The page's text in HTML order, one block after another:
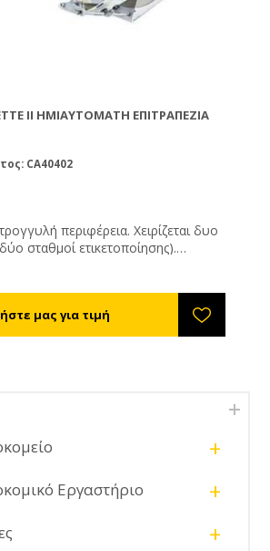
II ΗΜΙΑΥΤΌΜΑΤΗ ΕΠΙΤΡΑΠΈΖΙΑ
CA40402
περιφέρεια. Χειρίζεται δυο
σταθμοί ετικετοποίησης).
+
Εργαστήριο +
+